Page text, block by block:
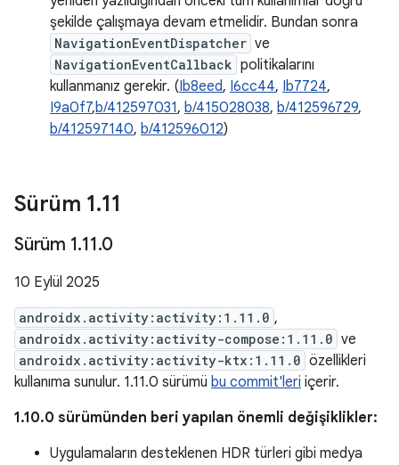
şekilde çalışmaya devam etmelidir. Bundan sonra
NavigationEventDispatcher ve
NavigationEventCallback politikalarını
kullanmanız gerekir. (Ib8eed, I6cc44, Ib7724,
I9a0f7,b/412597031, b/415028038, b/412596729,
b/412597140, b/412596012)
Sürüm 1.11
Sürüm 1.11.0
10 Eylül 2025
androidx.activity:activity:1.11.0 ,
androidx.activity:activity-compose:1.11.0 ve
androidx.activity:activity-ktx:1.11.0 özellikleri
kullanıma sunulur. 1.11.0 sürümü bu commit'leri içerir.
1.10.0 sürümünden beri yapılan önemli değişiklikler:
Uygulamaların desteklenen HDR türleri gibi medya